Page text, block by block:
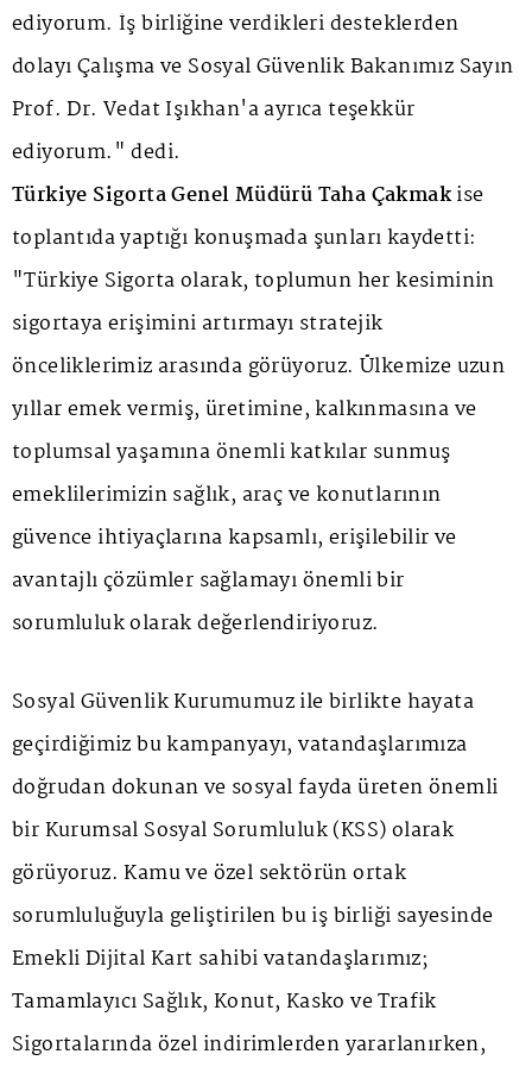
ediyorum. İş birliğine verdikleri desteklerden
dolayı Çalışma ve Sosyal Güvenlik Bakanımız Sayın
Prof. Dr. Vedat Işıkhan'a ayrıca teşekkür
ediyorum." dedi.
Türkiye Sigorta Genel Müdürü Taha Çakmakise
toplantıda yaptığı konuşmada şunları kaydetti:
"Türkiye Sigorta olarak, toplumun her kesiminin
sigortaya erişimini artırmayı stratejik
önceliklerimiz arasında görüyoruz. Ülkemize uzun
yıllar emek vermiş, üretimine, kalkınmasına ve
toplumsal yaşamına önemli katkılar sunmuş
emeklilerimizin sağlık, araç ve konutlarının
güvence ihtiyaçlarına kapsamlı, erişilebilir ve
avantajlı çözümler sağlamayı önemli bir
sorumluluk olarak değerlendiriyoruz.
Sosyal Güvenlik Kurumumuz ile birlikte hayata
geçirdiğimiz bu kampanyayı, vatandaşlarımıza
doğrudan dokunan ve sosyal fayda üreten önemli
bir Kurumsal Sosyal Sorumluluk (KSS) olarak
görüyoruz. Kamu ve özel sektörün ortak
sorumluluğuyla geliştirilen bu iş birliği sayesinde
Emekli Dijital Kart sahibi vatandaşlarımız;
Tamamlayıcı Sağlık, Konut, Kasko ve Trafik
Sigortalarında özel indirimlerden yararlanırken,